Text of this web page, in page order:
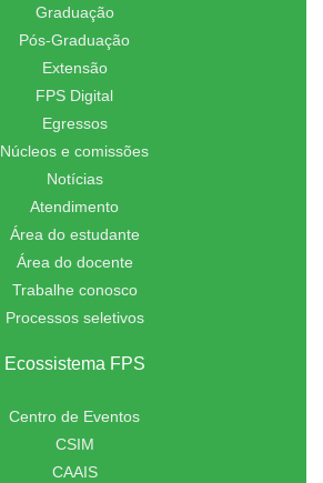
Graduação
Pós-Graduação
Extensão
FPS Digital
Egressos
Núcleos e comissões
Notícias
Atendimento
Área do estudante
Área do docente
Trabalhe conosco
Processos seletivos
Ecossistema FPS
Centro de Eventos
CSIM
CAAIS